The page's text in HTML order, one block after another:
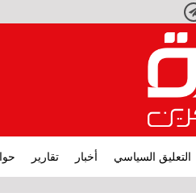
تليجرام
التعليق السياسي أخبار تقارير